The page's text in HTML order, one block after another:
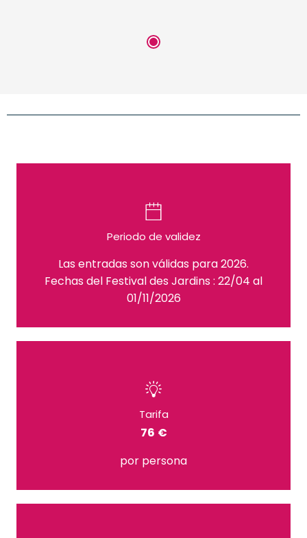
Periodo de validez
Las entradas son válidas para 2026.
Fechas del Festival des Jardins : 22/04 al
01/11/2026
Tarifa
76 €
por persona